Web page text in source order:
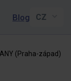
Blog
(Praha-západ)